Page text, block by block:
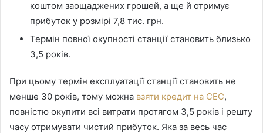
коштом заощаджених грошей, а ще й отримує
прибуток у розмірі 7,8 тис. грн.
Термін повної окупності станції становить близько
3,5 років.
При цьому термін експлуатації станції становить не
менше 30 років, тому можна взяти кредит на СЕС,
повністю окупити всі витрати протягом 3,5 років і решту
часу отримувати чистий прибуток. Яка за весь час